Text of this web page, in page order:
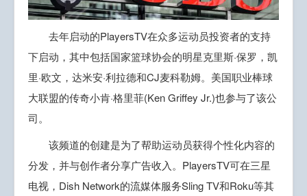
去年启动的PlayersTV在众多运动员投资者的支持
下启动，其中包括国家篮球协会的明星克里斯·保罗，凯
里·欧文，达米安·利拉德和CJ麦科勒姆。美国职业棒球
大联盟的传奇小肯·格里菲(Ken Griffey Jr.)也参与了该公
司。
该频道的创建是为了帮助运动员获得个性化内容的
分发，并与创作者分享广告收入。PlayersTV可在三星
电视，Dish Network的流媒体服务Sling TV和Roku等其